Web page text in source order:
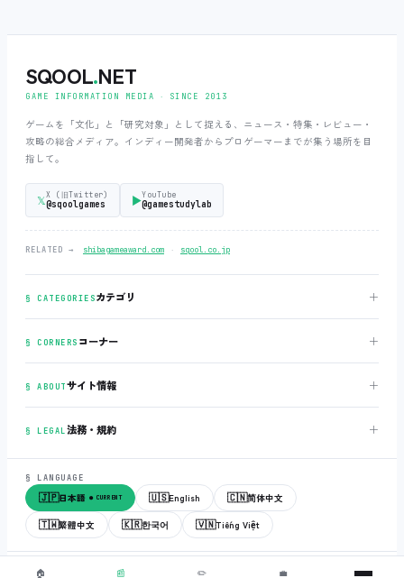
SQOOL.NET
GAME INFORMATION MEDIA ‧ SINCE 2013
ゲームを「文化」と「研究対象」として捉える、ニュース・特集・レビュー・
攻略の総合メディア。インディー開発者からプロゲーマーまでが集う場所を目
指して。
𝕏 X (旧Twitter)
@sqoolgames ▶YouTube
@gamestudylab
RELATED → shibagameaward.com ‧ sqool.co.jp
§ CATEGORIESカテゴリ ＋
§ CORNERS コーナー ＋
§ ABOUTサイト情報 ＋
§ LEGAL法務・規約 ＋
§ LANGUAGE
🇯🇵日本語 ● CURRENT 🇺🇸English 🇨🇳简体中文
🇹🇼繁體中文 🇰🇷한국어 🇻🇳Tiếng Việt
© 2018-2026 sqool.co.jp ‧ All rights reserved. v3.0.0 build 20260505
🏠 📰 ✏️ 💼